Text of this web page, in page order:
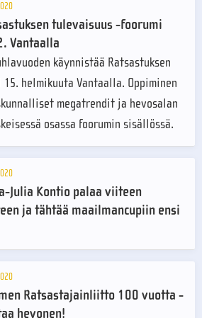
tulevaisuus -foorumi
Vantaalla
käynnistää Ratsastuksen
helmikuuta Vantaalla. Oppiminen
megatrendit ja hevosalan
osassa foorumin sisällössä.
Julia Kontio palaa viiteen
ja tähtää maailmancupiin ensi
Ratsastajainliitto 100 vuotta -
hevonen!